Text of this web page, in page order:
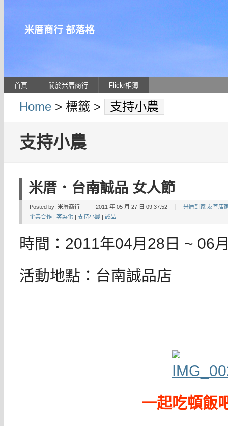
米厝商行 部落格
首頁 關於米厝商行 Flickr相簿
Home > 標籤 > 支持小農
支持小農
米厝．台南誠品 女人節
Posted by: 米厝商行 2011 年 05 月 27 日 09:37:52
米厝到家 友善店
企業合作 | 客製化 | 支持小農 | 誠品
時間：2011年04月28日 ~ 06
活動地點：台南誠品店
一起吃頓飯